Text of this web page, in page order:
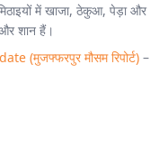
में खाजा, ठेकुआ, पेड़ा और
शान हैं।
(मुजफ्फरपुर मौसम रिपोर्ट) –